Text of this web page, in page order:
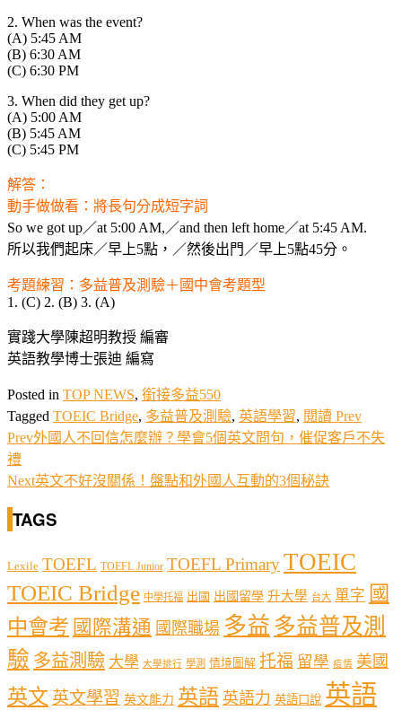
2. When was the event?
(A) 5:45 AM
(B) 6:30 AM
(C) 6:30 PM
3. When did they get up?
(A) 5:00 AM
(B) 5:45 AM
(C) 5:45 PM
解答：
動手做做看：將長句分成短字詞
So we got up／at 5:00 AM,／and then left home／at 5:45 AM.
所以我們起床／早上5點，／然後出門／早上5點45分。
考題練習：多益普及測驗＋國中會考題型
1. (C) 2. (B) 3. (A)
實踐大學陳超明教授 編審
英語教學博士張迪 編寫
Posted in TOP NEWS, 銜接多益550
Tagged TOEIC Bridge, 多益普及測驗, 英語學習, 閱讀 Prev
Prev外國人不回信怎麼辦？學會5個英文問句，催促客戶不失
禮
Next英文不好沒關係！盤點和外國人互動的3個秘訣
TAGS
Lexile TOEFL TOEFL Junior TOEFL PrimaryTOEIC
TOEIC Bridge 中學托福 出國 出國留學 升大學 台大 單字 國
中會考 國際溝通 國際職場 多益 多益普及測
驗 多益測驗 大學 大學排行 學測 情境圖解 托福 留學 疫情 美國
英文 英文學習 英文能力 英語 英語力 英語口說 英語